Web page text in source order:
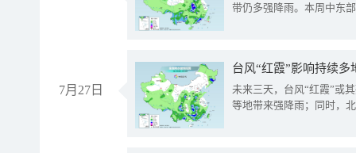
带仍多强降雨。本周中东
7月27日
台风“红霞”影响持续
未来三天，台风“红霞”或
等地带来强降雨；同时，